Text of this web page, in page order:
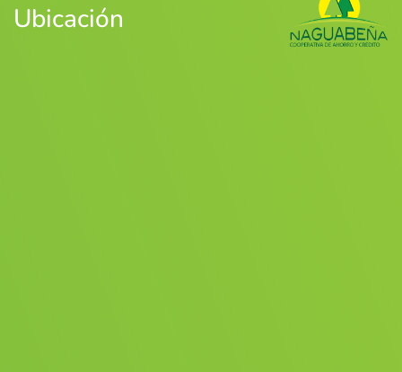
Ubicación